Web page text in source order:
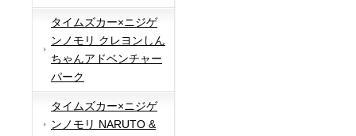
タイムズカー×ニジゲ
ンノモリ クレヨンしん
ちゃんアドベンチャー
パーク
タイムズカー×ニジゲ
ンノモリ NARUTO &